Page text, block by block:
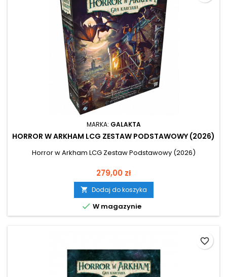
MARKA: GALAKTA
HORROR W ARKHAM LCG ZESTAW PODSTAWOWY (2026)
Horror w Arkham LCG Zestaw Podstawowy (2026)
Cena
279,00 zł
 Dodaj do koszyka
 W magazynie
favorite_border